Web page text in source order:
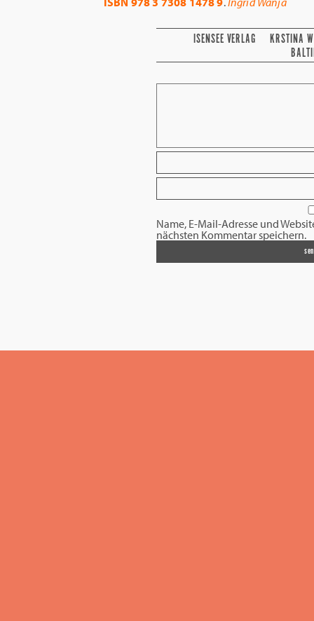
ISENSEE VERLAG
KRSTINA
Name, E-Mail-Adresse und
nächsten Kommentar speichern.